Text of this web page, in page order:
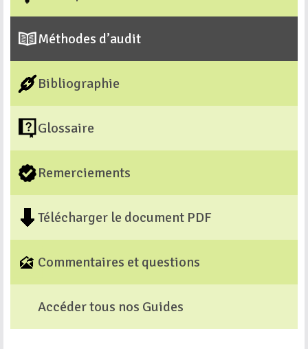
Méthodes d’audit
Bibliographie
Glossaire
Remerciements
Télécharger le document PDF
Commentaires et questions
Accéder tous nos Guides